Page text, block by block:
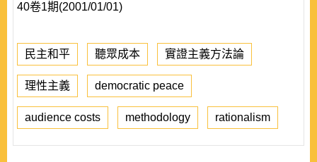
40卷1期(2001/01/01)
民主和平 聽眾成本 實證主義方法論
理性主義 democratic peace
audience costs methodology rationalism